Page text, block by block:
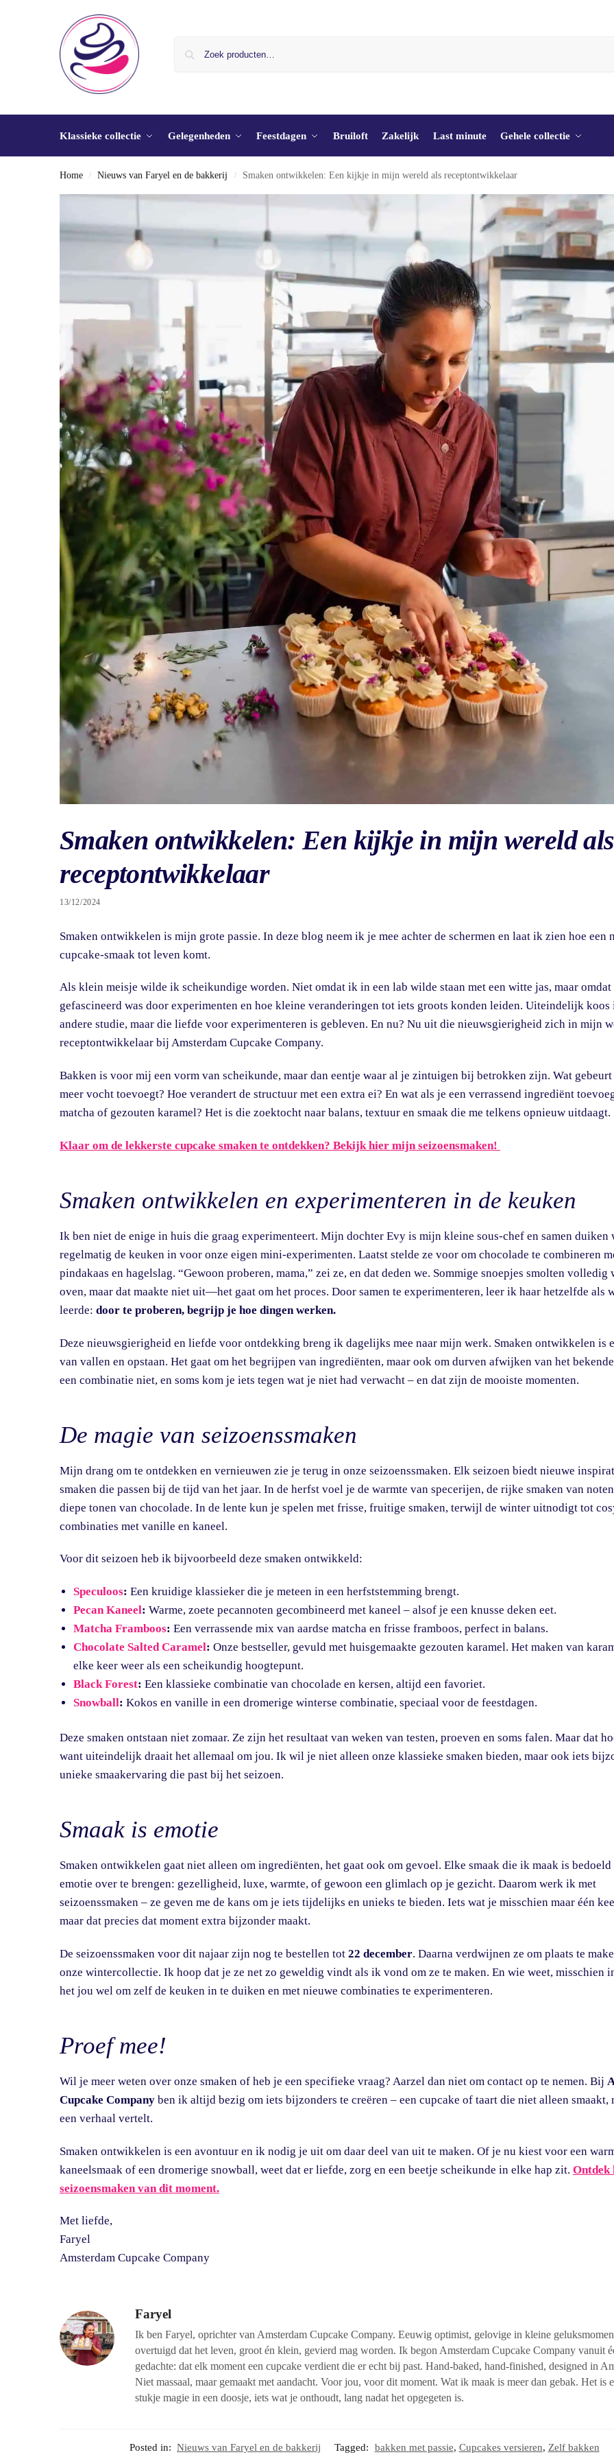
Klassieke collectie Gelegenheden Feestdagen Bruiloft Zakelijk Last minute Gehele collectie
Home / Nieuws van Faryel en de bakkerij / Smaken ontwikkelen: Een kijkje in mijn wereld als receptontwikkelaar
Smaken ontwikkelen: Een kijkje in mijn wereld als
receptontwikkelaar
13/12/2024
Smaken ontwikkelen is mijn grote passie. In deze blog neem ik je mee achter de schermen en laat ik zien hoe een
cupcake-smaak tot leven komt.
Als klein meisje wilde ik scheikundige worden. Niet omdat ik in een lab wilde staan met een witte jas, maar
gefascineerd was door experimenten en hoe kleine veranderingen tot iets groots konden leiden. Uiteindelijk koos
andere studie, maar die liefde voor experimenteren is gebleven. En nu? Nu uit die nieuwsgierigheid zich in mijn
receptontwikkelaar bij Amsterdam Cupcake Company.
Bakken is voor mij een vorm van scheikunde, maar dan eentje waar al je zintuigen bij betrokken zijn. Wat gebeurt
meer vocht toevoegt? Hoe verandert de structuur met een extra ei? En wat als je een verrassend ingrediënt
matcha of gezouten karamel? Het is die zoektocht naar balans, textuur en smaak die me telkens opnieuw uitdaagt.
Klaar om de lekkerste cupcake smaken te ontdekken? Bekijk hier mijn seizoensmaken!
Smaken ontwikkelen en experimenteren in de keuken
Ik ben niet de enige in huis die graag experimenteert. Mijn dochter Evy is mijn kleine sous-chef en samen duiken
regelmatig de keuken in voor onze eigen mini-experimenten. Laatst stelde ze voor om chocolade te combineren
pindakaas en hagelslag. “Gewoon proberen, mama,” zei ze, en dat deden we. Sommige snoepjes smolten volledig
oven, maar dat maakte niet uit—het gaat om het proces. Door samen te experimenteren, leer ik haar hetzelfde als
leerde: door te proberen, begrijp je hoe dingen werken.
Deze nieuwsgierigheid en liefde voor ontdekking breng ik dagelijks mee naar mijn werk. Smaken ontwikkelen is
van vallen en opstaan. Het gaat om het begrijpen van ingrediënten, maar ook om durven afwijken van het
een combinatie niet, en soms kom je iets tegen wat je niet had verwacht – en dat zijn de mooiste momenten.
De magie van seizoenssmaken
Mijn drang om te ontdekken en vernieuwen zie je terug in onze seizoenssmaken. Elk seizoen biedt nieuwe
smaken die passen bij de tijd van het jaar. In de herfst voel je de warmte van specerijen, de rijke smaken van
diepe tonen van chocolade. In de lente kun je spelen met frisse, fruitige smaken, terwijl de winter uitnodigt tot
combinaties met vanille en kaneel.
Voor dit seizoen heb ik bijvoorbeeld deze smaken ontwikkeld:
Speculoos: Een kruidige klassieker die je meteen in een herfststemming brengt.
Pecan Kaneel: Warme, zoete pecannoten gecombineerd met kaneel – alsof je een knusse deken eet.
Matcha Framboos: Een verrassende mix van aardse matcha en frisse framboos, perfect in balans.
Chocolate Salted Caramel: Onze bestseller, gevuld met huisgemaakte gezouten karamel. Het maken van
elke keer weer als een scheikundig hoogtepunt.
Black Forest: Een klassieke combinatie van chocolade en kersen, altijd een favoriet.
Snowball: Kokos en vanille in een dromerige winterse combinatie, speciaal voor de feestdagen.
Deze smaken ontstaan niet zomaar. Ze zijn het resultaat van weken van testen, proeven en soms falen. Maar dat
want uiteindelijk draait het allemaal om jou. Ik wil je niet alleen onze klassieke smaken bieden, maar ook iets
unieke smaakervaring die past bij het seizoen.
Smaak is emotie
Smaken ontwikkelen gaat niet alleen om ingrediënten, het gaat ook om gevoel. Elke smaak die ik maak is bedoeld
emotie over te brengen: gezelligheid, luxe, warmte, of gewoon een glimlach op je gezicht. Daarom werk ik met
seizoenssmaken – ze geven me de kans om je iets tijdelijks en unieks te bieden. Iets wat je misschien maar één
maar dat precies dat moment extra bijzonder maakt.
De seizoenssmaken voor dit najaar zijn nog te bestellen tot 22 december. Daarna verdwijnen ze om plaats te
onze wintercollectie. Ik hoop dat je ze net zo geweldig vindt als ik vond om ze te maken. En wie weet, misschien
het jou wel om zelf de keuken in te duiken en met nieuwe combinaties te experimenteren.
Proef mee!
Wil je meer weten over onze smaken of heb je een specifieke vraag? Aarzel dan niet om contact op te nemen. Bij
Cupcake Company ben ik altijd bezig om iets bijzonders te creëren – een cupcake of taart die niet alleen smaakt,
een verhaal vertelt.
Smaken ontwikkelen is een avontuur en ik nodig je uit om daar deel van uit te maken. Of je nu kiest voor een
kaneelsmaak of een dromerige snowball, weet dat er liefde, zorg en een beetje scheikunde in elke hap zit. Ontdek
seizoensmaken van dit moment.
Met liefde,
Faryel
Amsterdam Cupcake Company
Faryel
Ik ben Faryel, oprichter van Amsterdam Cupcake Company. Eeuwig optimist, gelovige in kleine
overtuigd dat het leven, groot én klein, gevierd mag worden. Ik begon Amsterdam Cupcake Company vanuit
gedachte: dat elk moment een cupcake verdient die er echt bij past. Hand-baked, hand-finished, designed in
Niet massaal, maar gemaakt met aandacht. Voor jou, voor dit moment. Wat ik maak is meer dan gebak. Het is
stukje magie in een doosje, iets wat je onthoudt, lang nadat het opgegeten is.
Posted in: Nieuws van Faryel en de bakkerij Tagged: bakken met passie, Cupcakes versieren, Zelf bakken